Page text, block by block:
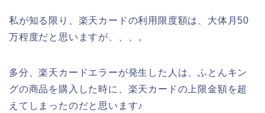
私が知る限り、楽天カードの利用限度額は、大体月50
万程度だと思いますが、、、。
多分、楽天カードエラーが発生した人は、ふとんキン
グの商品を購入した時に、楽天カードの上限金額を超
えてしまったのだと思います♪